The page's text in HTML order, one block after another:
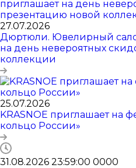
27.07.2026
Дюртюли. Ювелирный
на день невероятных
коллекции
25.07.2026
KRASNOE приглашает на
кольцо России»
31.08.2026 23:59:00 0000